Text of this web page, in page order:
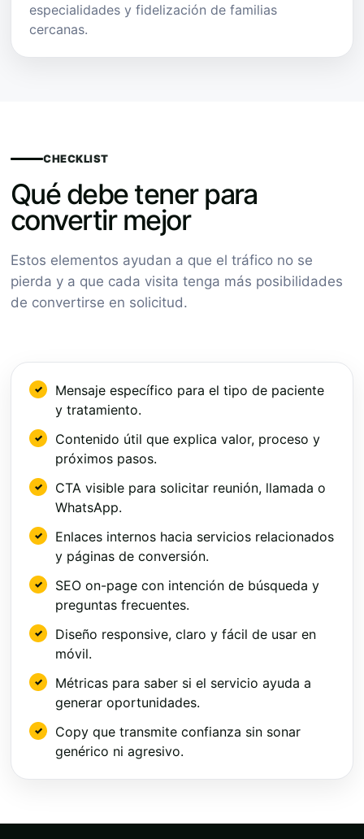
especialidades y fidelización de familias
cercanas.
CHECKLIST
Qué debe tener para
convertir mejor
Estos elementos ayudan a que el tráfico no se
pierda y a que cada visita tenga más posibilidades
de convertirse en solicitud.
Mensaje específico para el tipo de paciente
y tratamiento.
Contenido útil que explica valor, proceso y
próximos pasos.
CTA visible para solicitar reunión, llamada o
WhatsApp.
Enlaces internos hacia servicios relacionados
y páginas de conversión.
SEO on-page con intención de búsqueda y
preguntas frecuentes.
Diseño responsive, claro y fácil de usar en
móvil.
Métricas para saber si el servicio ayuda a
generar oportunidades.
Copy que transmite confianza sin sonar
genérico ni agresivo.